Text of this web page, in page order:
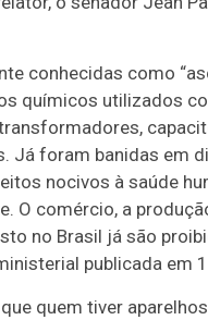
conhecidas como
químicos utilizados
Já foram banidas em
nocivos à saúde
O comércio, a
no Brasil já são
publicada em
quem tiver